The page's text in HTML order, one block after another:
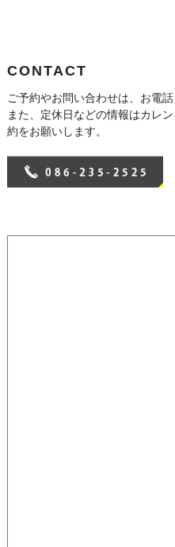
CONTACT
ご予約やお問い合わせは、お電話
また、定休日などの情報はカレ
約をお願いします。